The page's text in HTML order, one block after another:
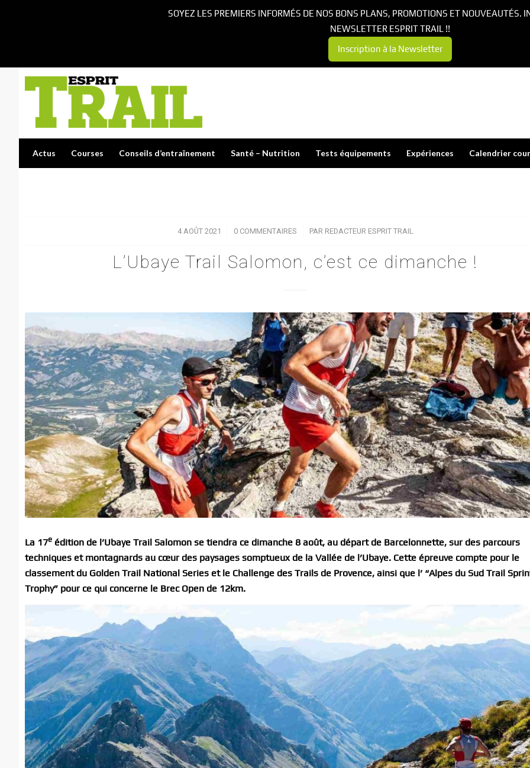
Actus Courses Conseils d’entraînement Santé – Nutrition Tests équipements Expériences Calendrier
4 AOÛT 2021
/ 0 COMMENTAIRES
/ PAR REDACTEUR ESPRIT TRAIL
L’Ubaye Trail Salomon, c’est ce dimanche !
La 17e édition de l’Ubaye Trail Salomon se tiendra ce dimanche 8 août, au départ de Barcelonnette, sur des parcours
techniques et montagnards au cœur des paysages somptueux de la Vallée de l’Ubaye. Cette épreuve compte pour le
classement du Golden Trail National Series et le Challenge des Trails de Provence, ainsi que l’ “Alpes du Sud Trail
Trophy” pour ce qui concerne le Brec Open de 12km.
SOYEZ LES PREMIERS INFORMÉS DE NOS BONS PLANS, PROMOTIONS ET NOUVEAUTÉS.
NEWSLETTER ESPRIT TRAIL !!
Inscription à la Newsletter